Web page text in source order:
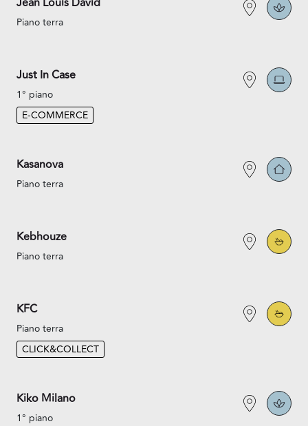
Piano terra
Just In Case
1° piano
E-COMMERCE
Kasanova
Piano terra
Kebhouze
Piano terra
KFC
Piano terra
CLICK&COLLECT
Kiko Milano
1° piano